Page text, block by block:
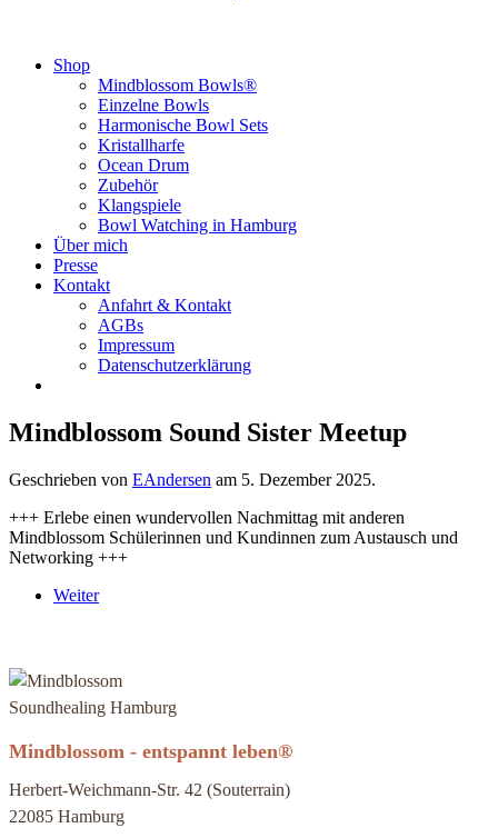
Shop
Mindblossom Bowls®
Einzelne Bowls
Harmonische Bowl Sets
Kristallharfe
Ocean Drum
Zubehör
Klangspiele
Bowl Watching in Hamburg
Über mich
Presse
Kontakt
Anfahrt & Kontakt
AGBs
Impressum
Datenschutzerklärung
Mindblossom Sound Sister Meetup
Geschrieben von EAndersen am 5. Dezember 2025.
+++ Erlebe einen wundervollen Nachmittag mit anderen
Mindblossom Schülerinnen und Kundinnen zum Austausch und
Networking +++
Weiter
Mindblossom - entspannt leben®
Herbert-Weichmann-Str. 42 (Souterrain)
22085 Hamburg